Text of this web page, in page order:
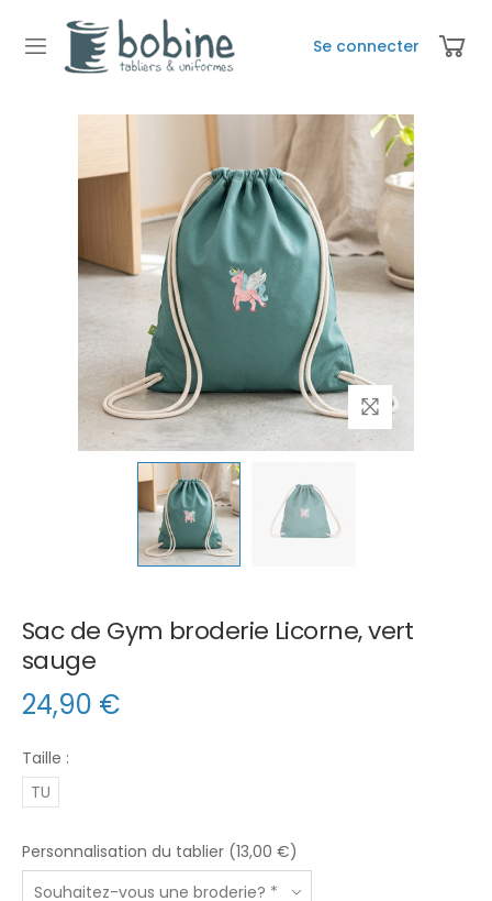
Se connecter
Sac de Gym broderie Licorne, vert
sauge
24,90 €
Taille :
TU
Personnalisation du tablier (13,00 €)